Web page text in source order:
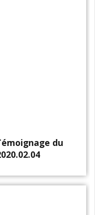
du